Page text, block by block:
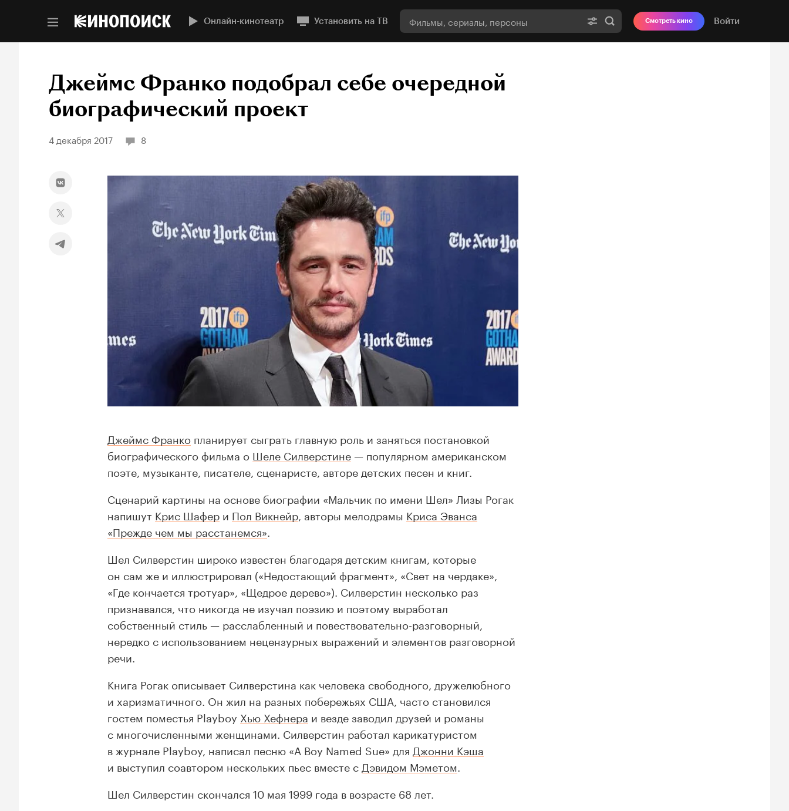
Онлайн-кинотеатр Установить на ТВ Смотреть кино Войти
Джеймс Франко подобрал себе очередной
биографический проект
4 декабря 2017 8
Джеймс Франко планирует сыграть главную роль и заняться постановкой
биографического фильма о Шеле Силверстине — популярном американском
поэте, музыканте, писателе, сценаристе, авторе детских песен и книг.
Сценарий картины на основе биографии «Мальчик по имени Шел» Лизы Рогак
напишут Крис Шафер и Пол Викнейр , авторы мелодрамы Криса Эванса
«Прежде чем мы расстанемся»
Шел Силверстин широко известен благодаря детским книгам, которые
он сам же и иллюстрировал («Недостающий фрагмент», «Свет на чердаке»,
«Где кончается тротуар», «Щедрое дерево»). Силверстин несколько раз
признавался, что никогда не изучал поэзию и поэтому выработал
собственный стиль — расслабленный и повествовательно-разговорный,
нередко с использованием нецензурных выражений и элементов разговорной
речи.
Книга Рогак описывает Силверстина как человека свободного, дружелюбного
и харизматичного. Он жил на разных побережьях США, часто становился
гостем поместья Playboy Хью Хефнера и везде заводил друзей и романы
с многочисленными женщинами. Силверстин работал карикатуристом
в журнале Playboy, написал песню «A Boy Named Sue» для Джонни Кэша
и выступил соавтором нескольких пьес вместе с Дэвидом Мэметом
Шел Силверстин скончался 10 мая 1999 года в возрасте 68 лет.